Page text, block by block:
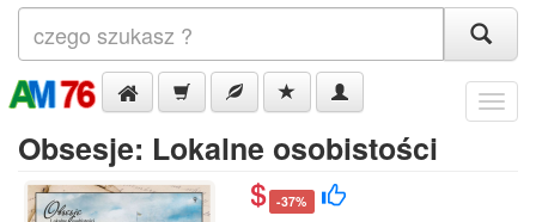
Menu
Obsesje: Lokalne osobistości
-37%